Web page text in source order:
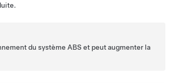
du système ABS et peut augmenter la